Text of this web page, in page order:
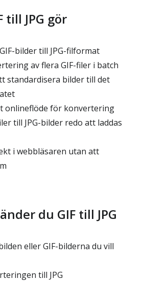
till JPG gör
bilder till JPG-filformat
av flera GIF-filer i batch
standardisera bilder till det
onlineflöde för konvertering
till JPG-bilder redo att laddas
i webbläsaren utan att
du GIF till JPG
eller GIF-bilderna du vill
till JPG